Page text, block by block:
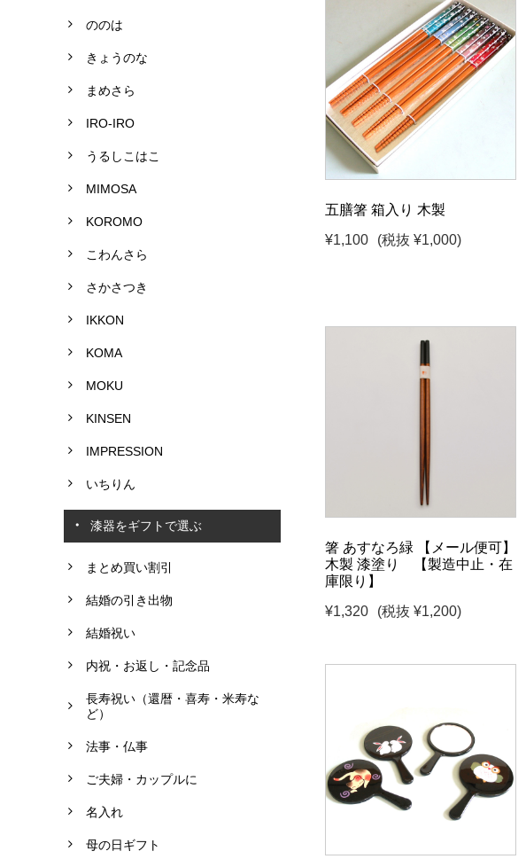
ののは
きょうのな
まめさら
IRO-IRO
うるしこはこ
MIMOSA
KOROMO
こわんさら
さかさつき
IKKON
KOMA
MOKU
KINSEN
IMPRESSION
いちりん
漆器をギフトで選ぶ
まとめ買い割引
結婚の引き出物
結婚祝い
内祝・お返し・記念品
長寿祝い（還暦・喜寿・米寿な
ど）
法事・仏事
ご夫婦・カップルに
名入れ
母の日ギフト
五膳箸 箱入り 木製
¥1,100
(税抜 ¥1,000)
箸 あすなろ緑 【メール便可】
木製 漆塗り 【製造中止・在
庫限り】
¥1,320
(税抜 ¥1,200)